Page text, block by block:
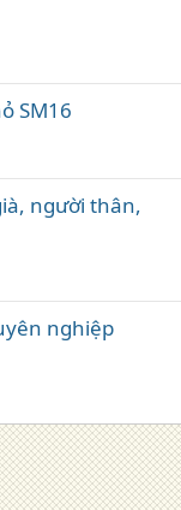
SM16
người thân,
nghiệp